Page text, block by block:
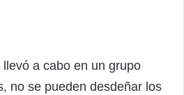
a cabo en un grupo
no se pueden desdeñar los